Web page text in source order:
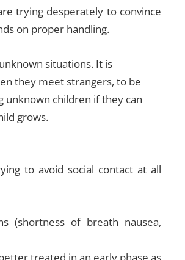
trying desperately to convince
on proper handling.
situations. It is
they meet strangers, to be
unknown children if they can
grows.
to avoid social contact at all
(shortness of breath nausea,
treated in an early phase as